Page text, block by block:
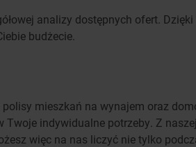
analizy dostępnych ofert.
budżecie.
mieszkań na wynajem oraz
indywidualne potrzeby. Z
więc na nas liczyć nie tylko